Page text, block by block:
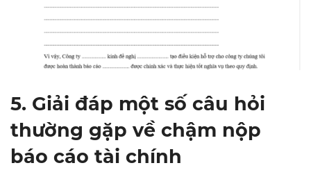
5. Giải đáp một số câu hỏi
thường gặp về chậm nộp
báo cáo tài chính